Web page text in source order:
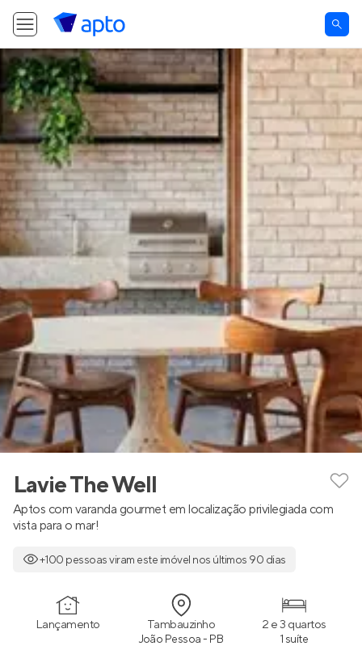
Lavie The Well
Aptos com varanda gourmet em localização privilegiada com
vista para o mar!
+100 pessoas viram este imóvel nos últimos 90 dias
Lançamento Tambauzinho
João Pessoa - PB
2 e 3 quartos
1 suíte